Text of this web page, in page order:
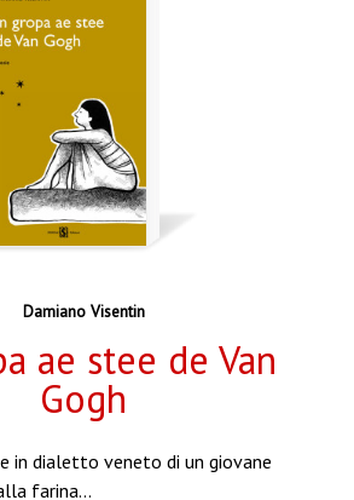
Damiano Visentin
ae stee de Van
Gogh
in dialetto veneto di un giovane
farina…